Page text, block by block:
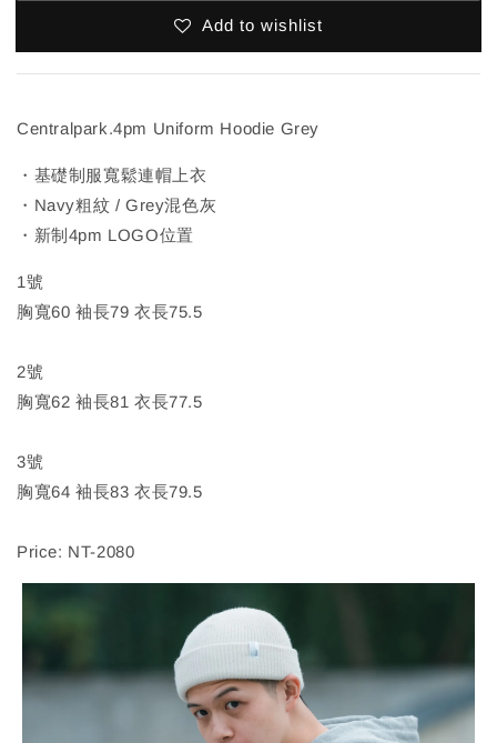
Add to wishlist
Centralpark.4pm Uniform Hoodie Grey
・基礎制服寬鬆連帽上衣
・Navy粗紋 / Grey混色灰
・新制4pm LOGO位置
1號
胸寬60 袖長79 衣長75.5
2號
胸寬62 袖長81 衣長77.5
3號
胸寬64 袖長83 衣長79.5
Price: NT-2080